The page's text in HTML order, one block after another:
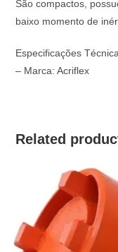
São compactos,
baixo momento de
Especificações
– Marca: Acriflex
Related